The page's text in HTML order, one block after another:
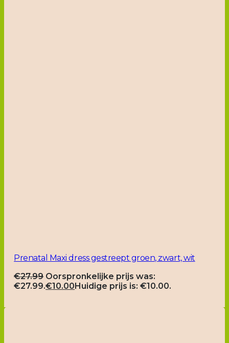
Prenatal Maxi dress gestreept groen, zwart, wit
€27.99 Oorspronkelijke prijs was:
€27.99.€10.00 Huidige prijs is: €10.00.